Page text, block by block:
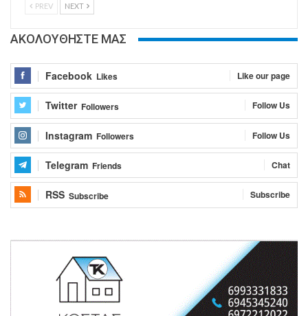
PREV NEXT
ΑΚΟΛΟΥΘΗΣΤΕ ΜΑΣ
Facebook Likes Like our page
Twitter Followers Follow Us
Instagram Followers Follow Us
Telegram Friends Chat
RSS Subscribe Subscribe